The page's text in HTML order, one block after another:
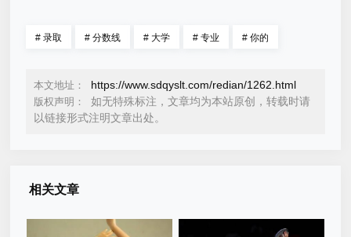
# 录取 # 分数线 # 大学 # 专业 # 你的
本文地址： https://www.sdqyslt.com/redian/1262.html
版权声明：
如无特殊标注，文章均为本站原创，转载时请
以链接形式注明文章出处。
相关文章